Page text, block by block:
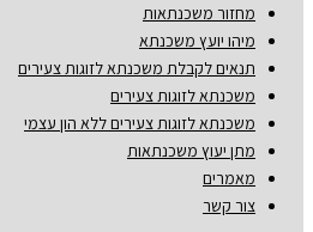
מחזור משכנתאות
מיהו יועץ משכנתא
תנאים לקבלת משכנתא לזוגות צעירים
משכנתא לזוגות צעירים
משכנתא לזוגות צעירים ללא הון עצמי
מתן יעוץ משכנתאות
מאמרים
צור קשר